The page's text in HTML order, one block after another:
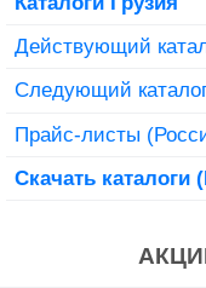
Действующий
Следующий
Прайс-листы
Скачать каталоги